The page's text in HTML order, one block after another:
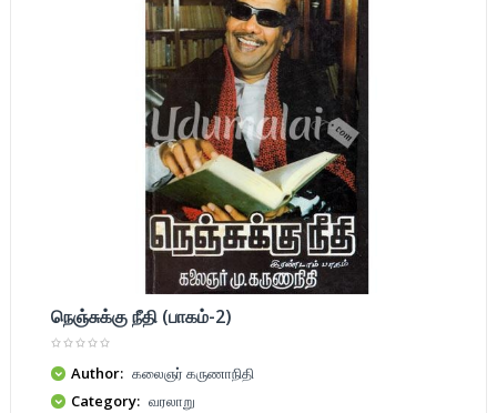
நெஞ்சுக்கு நீதி (பாகம்-2)
Author: கலைஞர் கருணாநிதி
Category: வரலாறு